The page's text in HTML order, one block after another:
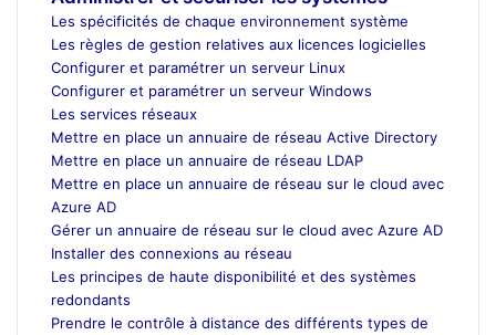
Les spécificités de chaque environnement système
Les règles de gestion relatives aux licences logicielles
Configurer et paramétrer un serveur Linux
Configurer et paramétrer un serveur Windows
Les services réseaux
Mettre en place un annuaire de réseau Active Directory
Mettre en place un annuaire de réseau LDAP
Mettre en place un annuaire de réseau sur le cloud avec
Azure AD
Gérer un annuaire de réseau sur le cloud avec Azure AD
Installer des connexions au réseau
Les principes de haute disponibilité et des systèmes
redondants
Prendre le contrôle à distance des différents types de